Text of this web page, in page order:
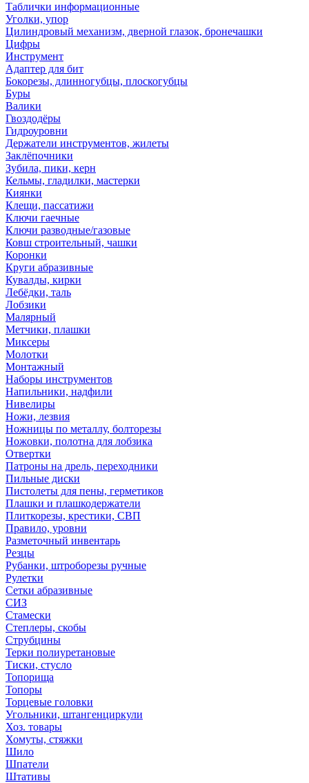
Таблички информационные
Уголки, упор
Цилиндровый механизм, дверной глазок, бронечашки
Цифры
Инструмент
Адаптер для бит
Бокорезы, длинногубцы, плоскогубцы
Буры
Валики
Гвоздодёры
Гидроуровни
Держатели инструментов, жилеты
Заклёпочники
Зубила, пики, керн
Кельмы, гладилки, мастерки
Киянки
Клещи, пассатижи
Ключи гаечные
Ключи разводные/газовые
Ковш строительный, чашки
Коронки
Круги абразивные
Кувалды, кирки
Лебёдки, таль
Лобзики
Малярный
Метчики, плашки
Миксеры
Молотки
Монтажный
Наборы инструментов
Напильники, надфили
Нивелиры
Ножи, лезвия
Ножницы по металлу, болторезы
Ножовки, полотна для лобзика
Отвертки
Патроны на дрель, переходники
Пильные диски
Пистолеты для пены, герметиков
Плашки и плашкодержатели
Плиткорезы, крестики, СВП
Правило, уровни
Разметочный инвентарь
Резцы
Рубанки, штроборезы ручные
Рулетки
Сетки абразивные
СИЗ
Стамески
Степлеры, скобы
Струбцины
Терки полиуретановые
Тиски, стусло
Топорища
Топоры
Торцевые головки
Угольники, штангенциркули
Хоз. товары
Хомуты, стяжки
Шило
Шпатели
Штативы